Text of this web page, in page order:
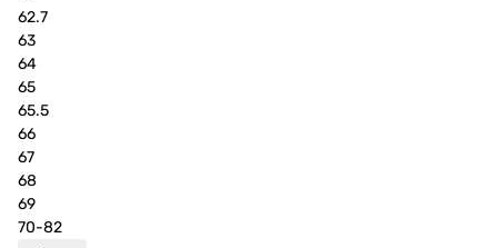
62.7
63
64
65
65.5
66
67
68
69
70-82